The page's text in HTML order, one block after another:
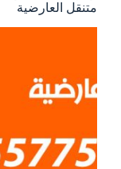
متنقل العارضية